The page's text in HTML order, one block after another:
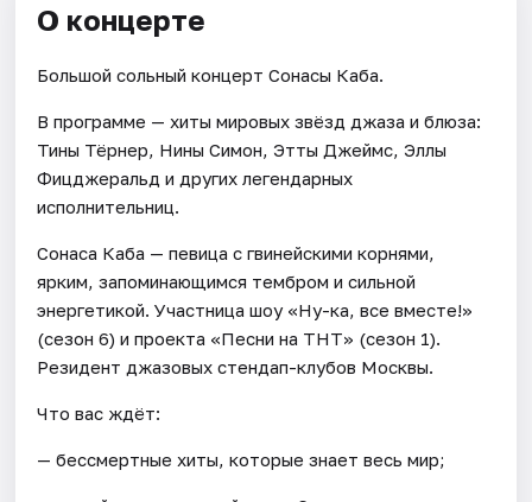
О концерте
Большой сольный концерт Сонасы Каба.
В программе — хиты мировых звёзд джаза и блюза:
Тины Тёрнер, Нины Симон, Этты Джеймс, Эллы
Фицджеральд и других легендарных
исполнительниц.
Сонаса Каба — певица с гвинейскими корнями,
ярким, запоминающимся тембром и сильной
энергетикой. Участница шоу «Ну-ка, все вместе!»
(сезон 6) и проекта «Песни на ТНТ» (сезон 1).
Резидент джазовых стендап-клубов Москвы.
Что вас ждёт:
— бессмертные хиты, которые знает весь мир;